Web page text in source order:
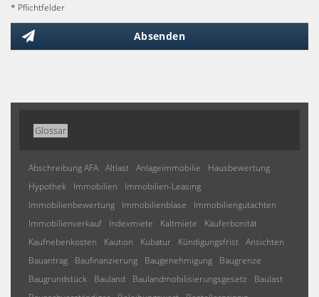
* Pflichtfelder
Absenden
Glossar
Abschreibung AFA Altlast Anlageimmobilie
Hausbewertung
Hypothek
Immobilien
Immobilien-Leasing
Immobilienbewertung
Immobilienblase
Immobiliengutachten
Immobilienverkauf
Indexmiete Kaltmiete
Käuferbonität
Kaufnebenkosten
Kaution Kubatur Kündigungsfrist Ansichten
Bauantrag
Baufinanzierung Baugenehmigung
Baugrenze
Baugrundstück
Bauland Baulandmobilisierungsgesetz
Baulast